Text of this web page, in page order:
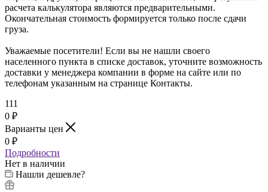
расчета калькулятора являются предварительными.
Окончательная стоимость формируется только после сдачи
груза.
Уважаемые посетители! Если вы не нашли своего
населенного пункта в списке доставок, уточните возможность
доставки у менеджера компании в форме на сайте или по
телефонам указанным на странице Контакты.
111
0 ₽
Варианты цен
0 ₽
Подробности
Нет в наличии
Нашли дешевле?